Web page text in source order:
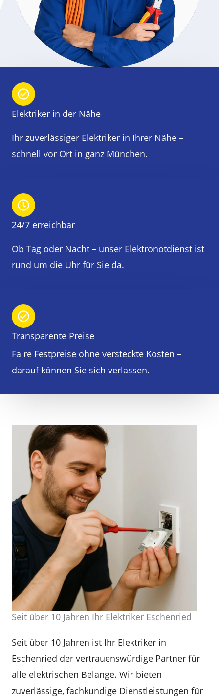
Elektriker in der Nähe
Ihr zuverlässiger Elektriker in Ihrer Nähe –
schnell vor Ort in ganz München.
24/7 erreichbar
Ob Tag oder Nacht – unser Elektronotdienst ist
rund um die Uhr für Sie da.
Transparente Preise
Faire Festpreise ohne versteckte Kosten –
darauf können Sie sich verlassen.
Seit über 10 Jahren Ihr Elektriker Eschenried
Seit über 10 Jahren ist Ihr Elektriker in
Eschenried der vertrauenswürdige Partner für
alle elektrischen Belange. Wir bieten
zuverlässige, fachkundige Dienstleistungen für